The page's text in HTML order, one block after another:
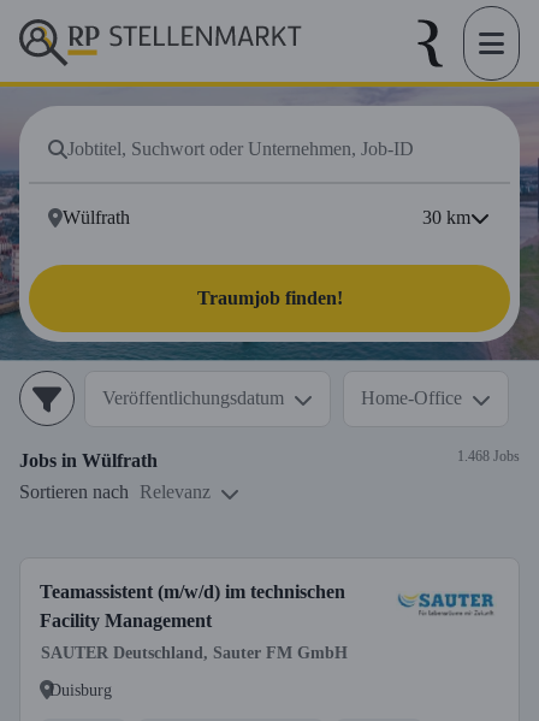
30 km
Traumjob finden!
Veröffentlichungsdatum Home-Office
Jobs in Wülfrath 1.468 Jobs
Sortieren nach Relevanz
Teamassistent (m/w/d) im technischen
Facility Management
SAUTER Deutschland, Sauter FM GmbH
Duisburg